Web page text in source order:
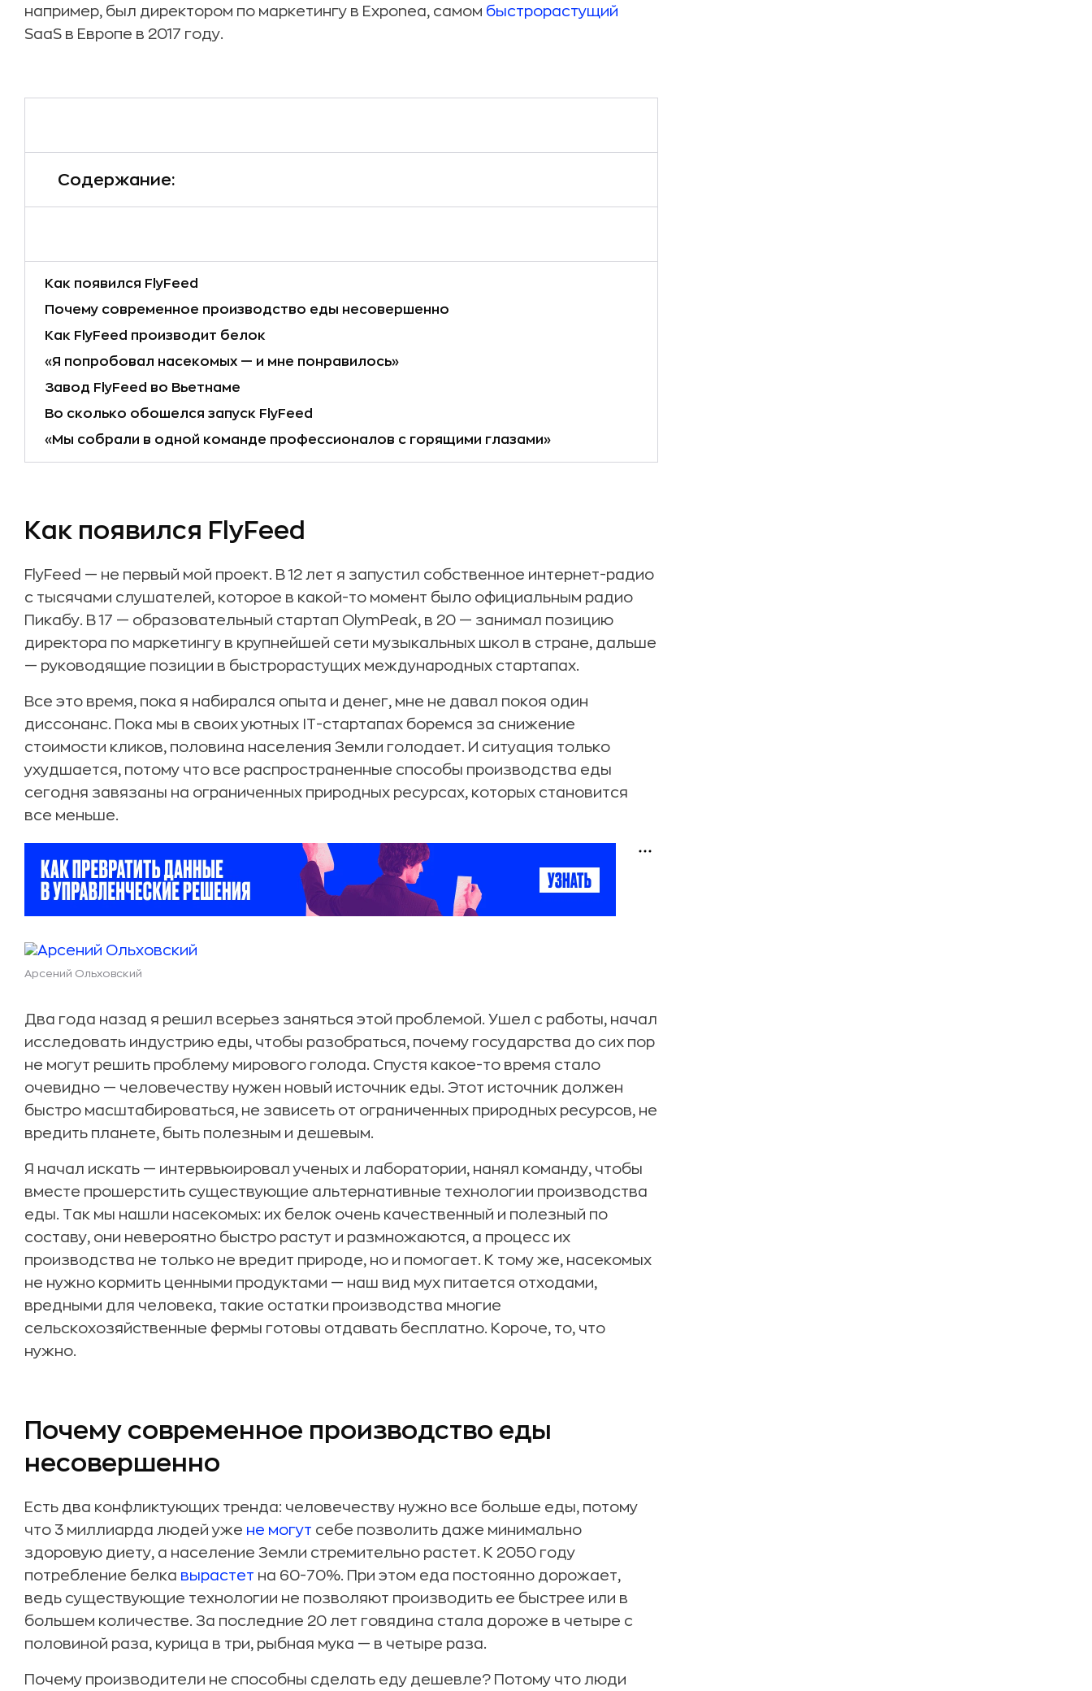
например, был директором по маркетингу в Exponea, самом быстрорастущий
SaaS в Европе в 2017 году.
Содержание:
Как появился FlyFeed
Почему современное производство еды несовершенно
Как FlyFeed производит белок
«Я попробовал насекомых — и мне понравилось»
Завод FlyFeed во Вьетнаме
Во сколько обошелся запуск FlyFeed
«Мы собрали в одной команде профессионалов с горящими глазами»
Как появился FlyFeed
FlyFeed — не первый мой проект. В 12 лет я запустил собственное интернет-радио
с тысячами слушателей, которое в какой-то момент было официальным радио
Пикабу. В 17 — образовательный стартап OlymPeak, в 20 — занимал позицию
директора по маркетингу в крупнейшей сети музыкальных школ в стране, дальше
— руководящие позиции в быстрорастущих международных стартапах.
Все это время, пока я набирался опыта и денег, мне не давал покоя один
диссонанс. Пока мы в своих уютных IT-стартапах боремся за снижение
стоимости кликов, половина населения Земли голодает. И ситуация только
ухудшается, потому что все распространенные способы производства еды
сегодня завязаны на ограниченных природных ресурсах, которых становится
все меньше.
Арсений Ольховский
Два года назад я решил всерьез заняться этой проблемой. Ушел с работы, начал
исследовать индустрию еды, чтобы разобраться, почему государства до сих пор
не могут решить проблему мирового голода. Спустя какое-то время стало
очевидно — человечеству нужен новый источник еды. Этот источник должен
быстро масштабироваться, не зависеть от ограниченных природных ресурсов, не
вредить планете, быть полезным и дешевым.
Я начал искать — интервьюировал ученых и лаборатории, нанял команду, чтобы
вместе прошерстить существующие альтернативные технологии производства
еды. Так мы нашли насекомых: их белок очень качественный и полезный по
составу, они невероятно быстро растут и размножаются, а процесс их
производства не только не вредит природе, но и помогает. К тому же, насекомых
не нужно кормить ценными продуктами — наш вид мух питается отходами,
вредными для человека, такие остатки производства многие
сельскохозяйственные фермы готовы отдавать бесплатно. Короче, то, что
нужно.
Почему современное производство еды
несовершенно
Есть два конфликтующих тренда: человечеству нужно все больше еды, потому
что 3 миллиарда людей уже не могут себе позволить даже минимально
здоровую диету, а население Земли стремительно растет. К 2050 году
потребление белка вырастет на 60-70%. При этом еда постоянно дорожает,
ведь существующие технологии не позволяют производить ее быстрее или в
большем количестве. За последние 20 лет говядина стала дороже в четыре с
половиной раза, курица в три, рыбная мука — в четыре раза.
Почему производители не способны сделать еду дешевле? Потому что люди